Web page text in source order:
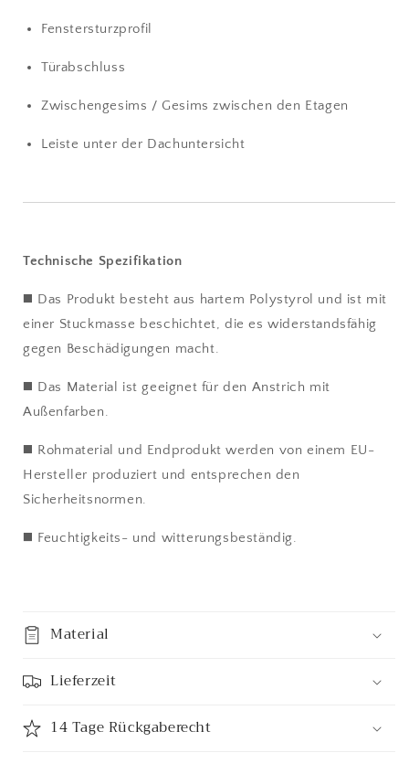
Fenstersturzprofil
Türabschluss
Zwischengesims / Gesims zwischen den Etagen
Leiste unter der Dachuntersicht
Technische Spezifikation
◼️ Das Produkt besteht aus hartem Polystyrol und ist mit
einer Stuckmasse beschichtet, die es widerstandsfähig
gegen Beschädigungen macht.
◼️ Das Material ist geeignet für den Anstrich mit
Außenfarben.
◼️ Rohmaterial und Endprodukt werden von einem EU-
Hersteller produziert und entsprechen den
Sicherheitsnormen.
◼️ Feuchtigkeits- und witterungsbeständig.
Material
Lieferzeit
14 Tage Rückgaberecht